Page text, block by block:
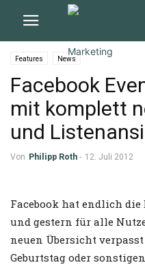
Features News
Facebook
mit komplett
und
Von Philipp Roth - 12. Juli 2012
Facebook hat endlich
und gestern für alle
neuen Übersicht
Geburtstag oder